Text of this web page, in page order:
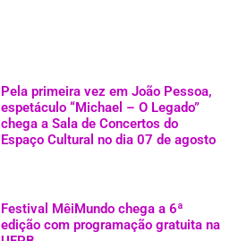
Pela primeira vez em João Pessoa,
espetáculo “Michael – O Legado”
chega a Sala de Concertos do
Espaço Cultural no dia 07 de agosto
Festival MêiMundo chega a 6ª
edição com programação gratuita na